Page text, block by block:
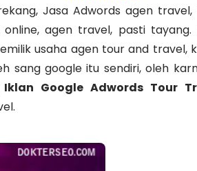
Jasa Adwords agen
agen travel, pasti tayang.
usaha agen tour and travel,
sang google itu sendiri, oleh
Google Adwords Tour